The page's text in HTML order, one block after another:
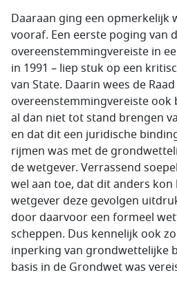
Daaraan ging een opmerkelijk
vooraf. Een eerste poging van
overeenstemmingvereiste in
in 1991 – liep stuk op een
van State. Daarin wees de
overeenstemmingvereiste
al dan niet tot stand brengen
en dat dit een juridische
rijmen was met de
de wetgever. Verrassend
wel aan toe, dat dit anders
wetgever deze gevolgen
door daarvoor een formeel
scheppen. Dus kennelijk ook
inperking van grondwettelijke
basis in de Grondwet was